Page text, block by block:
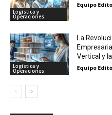
Logística y
Operaciones
Equipo
Logística y
Operaciones
La
Vertical y
Equipo